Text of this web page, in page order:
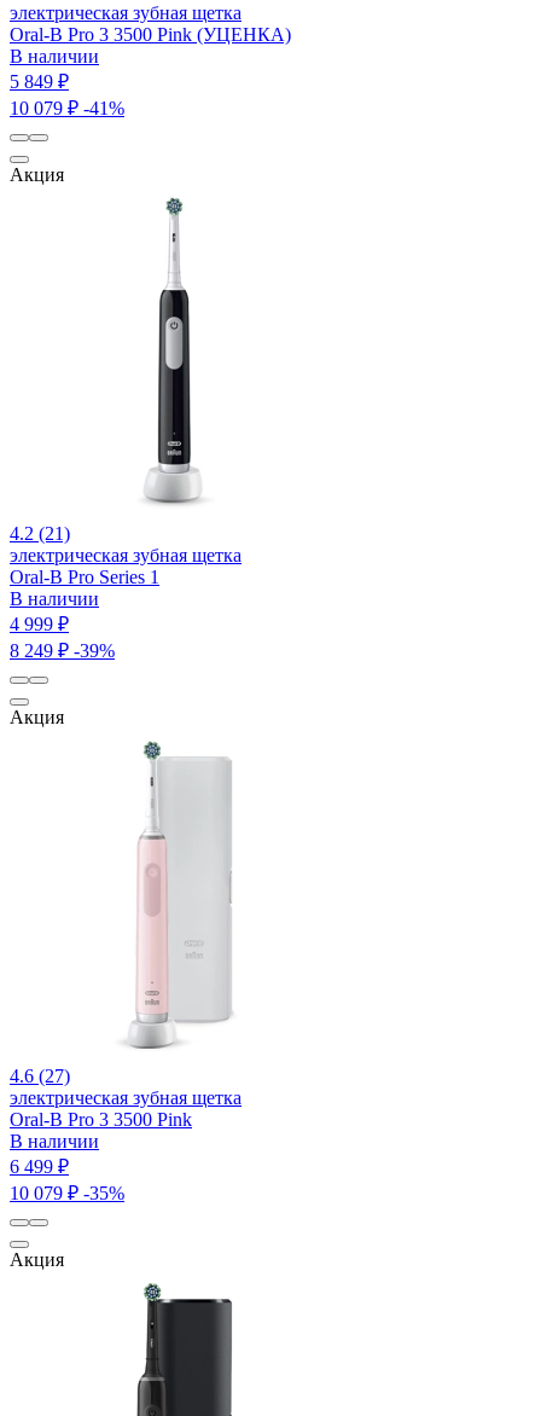
электрическая зубная щетка
Oral-B Pro 3 3500 Pink (УЦЕНКА)
В наличии
5 849 ₽
10 079 ₽ -41%
Акция
4.2 (21)
электрическая зубная щетка
Oral-B Pro Series 1
В наличии
4 999 ₽
8 249 ₽ -39%
Акция
4.6 (27)
электрическая зубная щетка
Oral-B Pro 3 3500 Pink
В наличии
6 499 ₽
10 079 ₽ -35%
Акция